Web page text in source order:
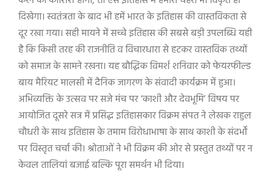
दिखेगा। स्वतंत्रता के बाद भी हमें भारत के इतिहास की वास्तविकता से
दूर रखा गया। सही मायने में सच्चे इतिहास की सबसे बड़ी उपलब्धि यही
है कि किसी तरह की राजनीति व विचारधारा से हटकर वास्तविक तथ्यों
को समाज के सामने रखना। यह बौद्धिक विमर्श शनिवार को फेयरफील्ड
बाय मैरियट मालसी में दैनिक जागरण के संवादी कार्यक्रम में हुआ।
अभिव्यक्ति के उत्सव पर सजे मंच पर ‘काशी और देवभूमि’ विषय पर
आयोजित दूसरे सत्र में प्रसिद्ध इतिहासकार विक्रम संपत ने लेखक राहुल
चौधरी के साथ इतिहास के तमाम विरोधाभाषा के साथ काशी के संदर्भों
पर विस्तृत चर्चा की। श्रोताओं ने भी विक्रम की ओर से प्रस्तुत तथ्यों पर न
केवल तालियां बजाई बल्कि पूरा समर्थन भी दिया।